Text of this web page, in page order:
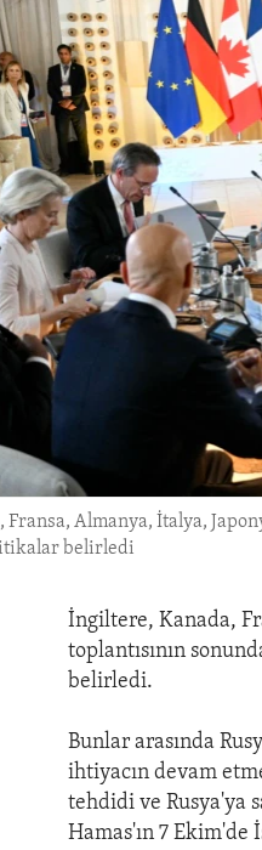
Fransa, Almanya, İtalya,
belirledi
İngiltere, Kanada,
toplantısının
belirledi.
Bunlar arasında
ihtiyacın devam
tehdidi ve Rusya'ya
Hamas'ın 7 Ekim'de